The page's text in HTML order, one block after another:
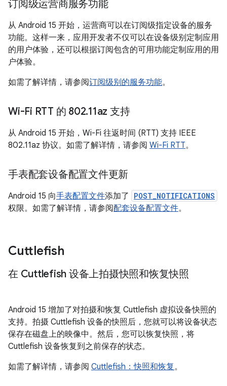
订阅级运营商服务功能
从 Android 15 开始，运营商可以在订阅级指定设备的服务
功能。这样一来，应用开发者不仅可以在设备级别定制应用
的用户体验，还可以根据订阅包含的可用功能定制应用的用
户体验。
如需了解详情，请参阅订阅级别的服务功能。
Wi-Fi RTT 的 802.11az 支持
从 Android 15 开始，Wi-Fi 往返时间 (RTT) 支持 IEEE
802.11az 协议。如需了解详情，请参阅 Wi-Fi RTT。
手表配套设备配置文件更新
Android 15 向手表配置文件添加了 POST_NOTIFICATIONS
权限。如需了解详情，请参阅配套设备配置文件。
Cuttlefish
在 Cuttlefish 设备上拍摄快照和恢复快照
Android 15 增加了对拍摄和恢复 Cuttlefish 虚拟设备快照的
支持。拍摄 Cuttlefish 设备的快照后，您就可以将设备状态
保存在磁盘上的映像中。然后，您可以恢复快照，将
Cuttlefish 设备恢复到之前保存的状态。
如需了解详情，请参阅 Cuttlefish：快照和恢复。